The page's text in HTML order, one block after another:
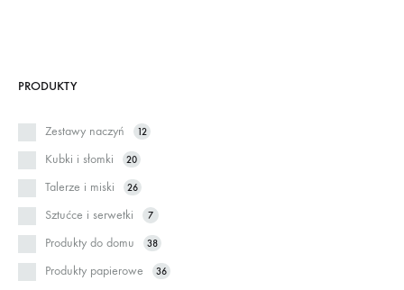
PRODUKTY
Zestawy naczyń 12
Kubki i słomki 20
Talerze i miski 26
Sztućce i serwetki 7
Produkty do domu 38
Produkty papierowe 36